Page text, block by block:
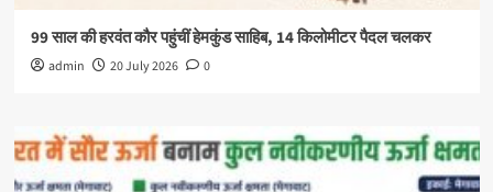
99 साल की हरवंत कौर पहुंचीं हेमकुंड साहिब, 14 किलोमीटर पैदल चलकर
admin 20 July 2026 0